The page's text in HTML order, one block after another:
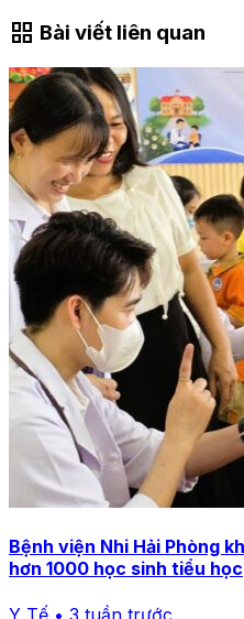
grid_view Bài viết liên quan
Bệnh viện Nhi Hải Phòng
hơn 1000 học sinh tiểu học
Y Tế • 3 tuần trước